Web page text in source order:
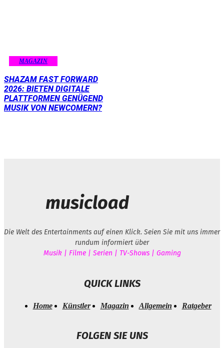
MAGAZIN
SHAZAM FAST FORWARD
2026: BIETEN DIGITALE
PLATTFORMEN GENÜGEND
MUSIK VON NEWCOMERN?
musicload
Die Welt des Entertainments auf einen Klick. Seien Sie mit uns immer
rundum informiert über
Musik | Filme | Serien | TV-Shows | Gaming
QUICK LINKS
Home Künstler Magazin Allgemein Ratgeber
FOLGEN SIE UNS